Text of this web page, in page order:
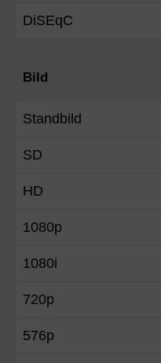
DiSEqC
Bild
Standbild
SD
HD
1080p
1080i
720p
576p